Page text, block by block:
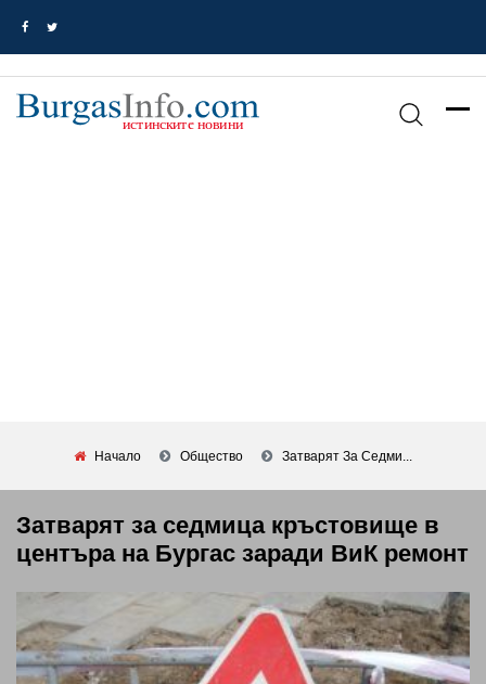
Начало Общество Затварят За Седми...
Затварят за седмица кръстовище в
центъра на Бургас заради ВиК ремонт